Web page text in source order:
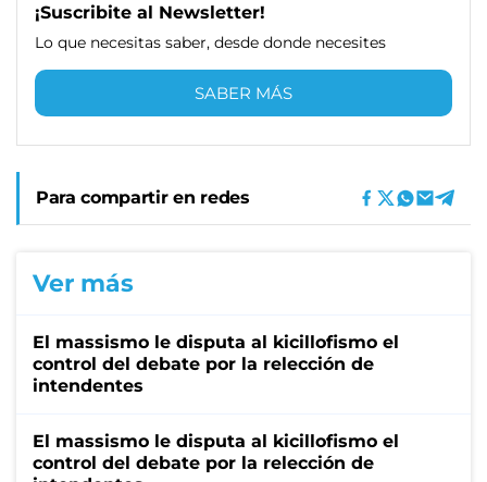
¡Suscribite al Newsletter!
Lo que necesitas saber, desde donde necesites
SABER MÁS
Para compartir en redes
Ver más
El massismo le disputa al kicillofismo el
control del debate por la relección de
intendentes
El massismo le disputa al kicillofismo el
control del debate por la relección de